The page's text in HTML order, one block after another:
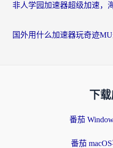
下
番茄
番茄